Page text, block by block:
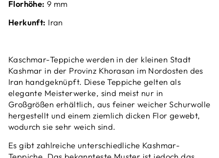
Florhöhe: 9 mm
Herkunft: Iran
Kaschmar-Teppiche werden in der kleinen Stadt
Kashmar in der Provinz Khorasan im Nordosten des
Iran handgeknüpft. Diese Teppiche gelten als
elegante Meisterwerke, sind meist nur in
Großgrößen erhältlich, aus feiner weicher Schurwolle
hergestellt und einem ziemlich dicken Flor gewebt,
wodurch sie sehr weich sind.
Es gibt zahlreiche unterschiedliche Kashmar-